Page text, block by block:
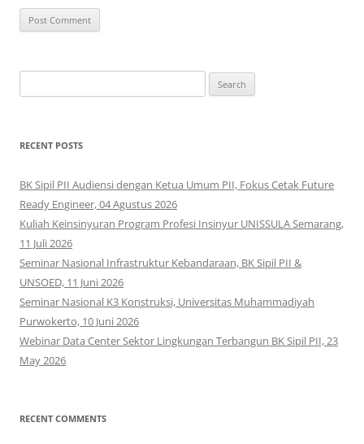
for:
RECENT POSTS
BK Sipil PII Audiensi dengan Ketua Umum PII, Fokus Cetak Future
Ready Engineer, 04 Agustus 2026
Kuliah Keinsinyuran Program Profesi Insinyur UNISSULA Semarang,
11 Juli 2026
Seminar Nasional Infrastruktur Kebandaraan, BK Sipil PII &
UNSOED, 11 Juni 2026
Seminar Nasional K3 Konstruksi, Universitas Muhammadiyah
Purwokerto, 10 Juni 2026
Webinar Data Center Sektor Lingkungan Terbangun BK Sipil PII, 23
May 2026
RECENT COMMENTS